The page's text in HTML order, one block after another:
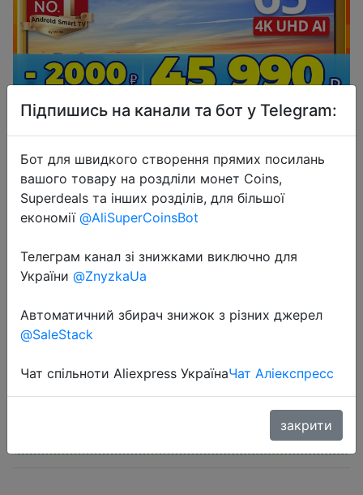
TCL 65P615 телевизор смарт TCL
телевизор 65дюйма Smart TV 4k
Led TV 4K UHD Android Television
45990 руб.
"$201.66/863.86"
Підпишись на канали та бот у Telegram:
Бот для швидкого створення прямих посилань
вашого товару на роздліли монет Coins,
Superdeals та інших розділів, для більшої
економії @AliSuperCoinsBot
Телеграм канал зі знижками виключно для
України @ZnyzkaUa
Автоматичний збирач знижок з різних джерел
@SaleStack
Чат спільноти Aliexpress УкраїнаЧат Аліекспресс
закрити